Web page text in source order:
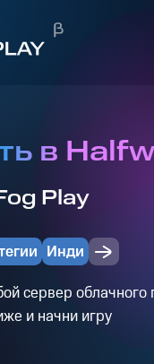
в
Play
Инди
сервер облачного
и начни игру